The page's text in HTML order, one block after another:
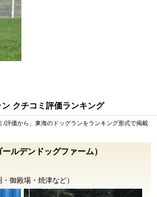
クチコミ評価ランキング
/評価から、東海のドッグランをランキング形式で掲載
ルデンドッグファーム）
御殿場・焼津など）